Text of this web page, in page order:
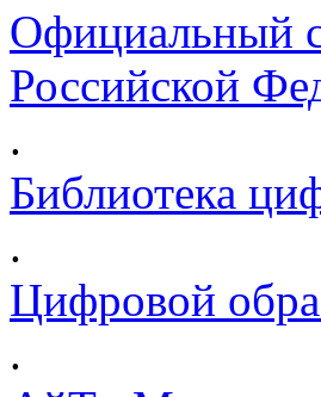
Официальный
Российской
.
Библиотека
.
Цифровой
.